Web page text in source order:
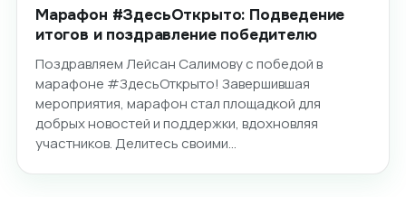
Марафон #ЗдесьОткрыто: Подведение
итогов и поздравление победителю
Поздравляем Лейсан Салимову с победой в
марафоне #ЗдесьОткрыто! Завершившая
мероприятия, марафон стал площадкой для
добрых новостей и поддержки, вдохновляя
участников. Делитесь своими…